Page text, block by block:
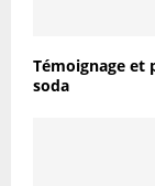
Témoignage et
soda